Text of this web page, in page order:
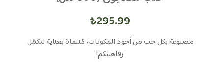
₺295.99
مصنوعة بكل حب من أجود المكونات، مُنتقاة بعناية لتكمّل
رفاهيتكم!